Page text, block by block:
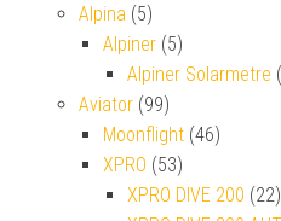
Alpina (5)
Alpiner (5)
Alpiner Solarmetre
Aviator (99)
Moonflight (46)
XPRO (53)
XPRO DIVE 200 (22)